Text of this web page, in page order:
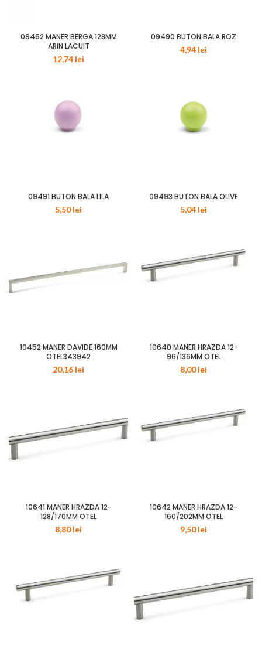
09462 MANER BERGA 128MM
ARIN LACUIT
12,74 lei
09490 BUTON BALA ROZ
4,94 lei
09491 BUTON BALA LILA
5,50lei
09493 BUTON BALA OLIVE
5,04 lei
10452 MANER DAVIDE 160MM
OTEL343942
20,16 lei
10640 MANER HRAZDA 12-
96/136MM OTEL
8,00lei
10641 MANER HRAZDA 12-
128/170MM OTEL
8,80lei
10642 MANER HRAZDA 12-
160/202MM OTEL
9,50lei